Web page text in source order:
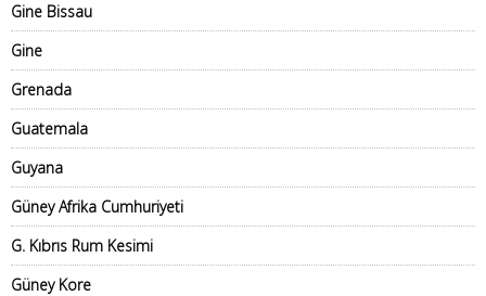
Gine Bissau
Gine
Grenada
Guatemala
Guyana
Güney Afrika Cumhuriyeti
G. Kıbrıs Rum Kesimi
Güney Kore